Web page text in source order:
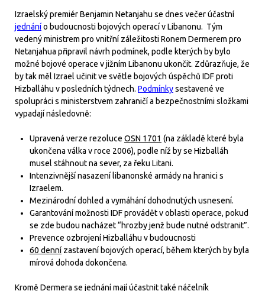
Izraelský premiér Benjamin Netanjahu se dnes večer účastní
jednánío budoucnosti bojových operací v Libanonu. Tým
vedený ministrem pro vnitřní záležitosti Ronem Dermerem pro
Netanjahua připravil návrh podmínek, podle kterých by bylo
možné bojové operace v jižním Libanonu ukončit. Zdůrazňuje, že
by tak měl Izrael učinit ve světle bojových úspěchů IDF proti
Hizballáhu v posledních týdnech. Podmínkysestavené ve
spolupráci s ministerstvem zahraničí a bezpečnostními složkami
vypadají následovně:
Upravená verze rezoluce OSN 1701 (na základě které byla
ukončena válka v roce 2006), podle níž by se Hizballáh
musel stáhnout na sever, za řeku Litani.
Intenzivnější nasazení libanonské armády na hranici s
Izraelem.
Mezinárodní dohled a vymáhání dohodnutých usnesení.
Garantování možnosti IDF provádět v oblasti operace, pokud
se zde budou nacházet “hrozby jenž bude nutné odstranit”.
Prevence ozbrojení Hizballáhu v budoucnosti
60 denní zastavení bojových operací, během kterých by byla
mírová dohoda dokončena.
Kromě Dermera se jednání mají účastnit také náčelník